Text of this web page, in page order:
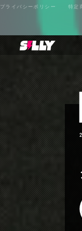
プライバシーポリシー 特定